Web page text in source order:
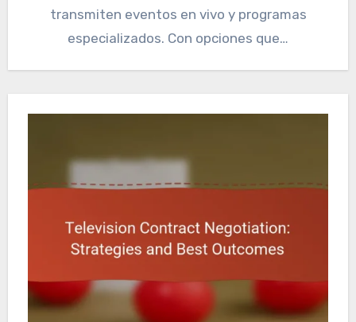
transmiten eventos en vivo y programas
especializados. Con opciones que…